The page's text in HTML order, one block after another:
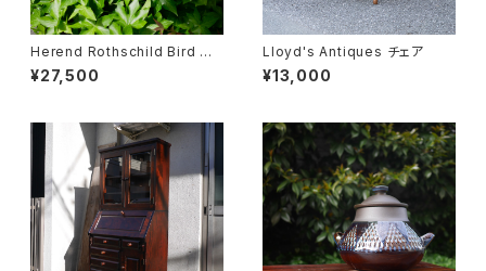
Herend Rothschild Bird ミ
ニティーポット
¥27,500
Lloyd's Antiques チェア
¥13,000